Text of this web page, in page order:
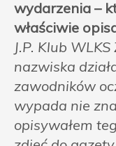
wydarzenia –
właściwie
J.P. Klub
nazwiska
zawodników
wypada nie
opisywałem